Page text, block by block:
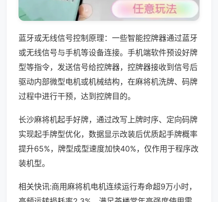
蓝牙或无线信号控制原理：一些智能控牌器通过蓝牙
或无线信号与手机等设备连接。手机端软件预设好牌
型等指令，发送信号给控牌器，控牌器接收到信号后
驱动内部微型电机或机械结构，在麻将机洗牌、码牌
过程中进行干预，达到控牌目的。
长沙麻将机起手好牌，通过改写上牌时序、定向码牌
实现起手牌型优化，数据显示改装后优质起手牌概率
提升65%，牌型成型速度加快40%，仅作用于程序改
装机型。
相关快讯:商用麻将机电机连续运行寿命超9万小时，